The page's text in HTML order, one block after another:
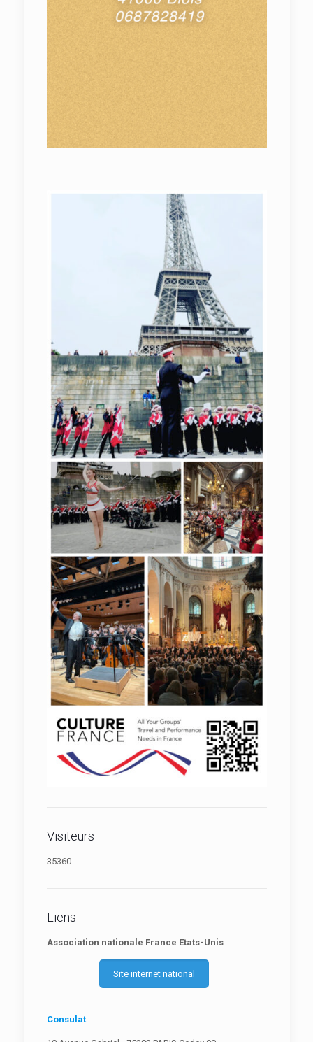
Visiteurs
35360
Liens
Association nationale France Etats-Unis
Site internet national
Consulat